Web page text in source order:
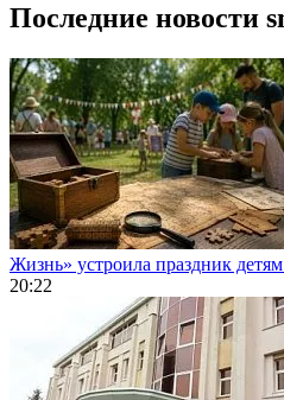
Последние новости
Жизнь» устроила праздник
20:22